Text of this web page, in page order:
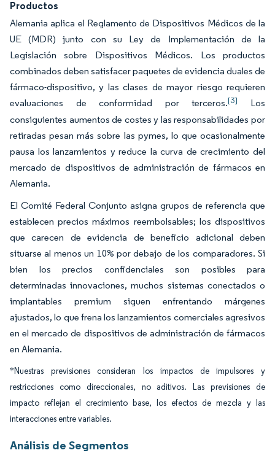
Productos
Alemania aplica el Reglamento de Dispositivos Médicos de la
UE (MDR) junto con su Ley de Implementación de la
Legislación sobre Dispositivos Médicos. Los productos
combinados deben satisfacer paquetes de evidencia duales de
fármaco-dispositivo, y las clases de mayor riesgo requieren
evaluaciones de conformidad por terceros.[3]
Los
consiguientes aumentos de costes y las responsabilidades por
retiradas pesan más sobre las pymes, lo que ocasionalmente
pausa los lanzamientos y reduce la curva de crecimiento del
mercado de dispositivos de administración de fármacos en
Alemania.
El Comité Federal Conjunto asigna grupos de referencia que
establecen precios máximos reembolsables; los dispositivos
que carecen de evidencia de beneficio adicional deben
situarse al menos un 10% por debajo de los comparadores. Si
bien los precios confidenciales son posibles para
determinadas innovaciones, muchos sistemas conectados o
implantables premium siguen enfrentando márgenes
ajustados, lo que frena los lanzamientos comerciales agresivos
en el mercado de dispositivos de administración de fármacos
en Alemania.
*Nuestras previsiones consideran los impactos de impulsores y
restricciones como direccionales, no aditivos. Las previsiones de
impacto reflejan el crecimiento base, los efectos de mezcla y las
interacciones entre variables.
Análisis de Segmentos